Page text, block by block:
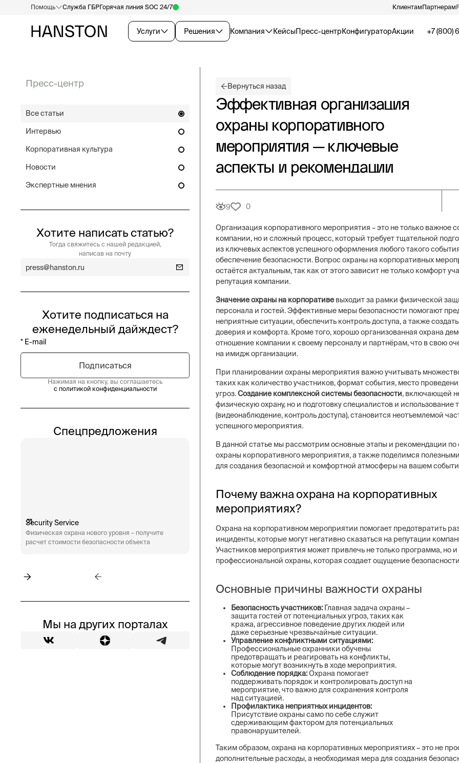
Услуги Решения Компания КейсыПресс-центрКонфигураторАкции
Помощь Служба ГБРГорячая линия SOC 24/7 КлиентамПартнерам
+7 (800)
Пресс-центр
Все статьи
Интервью
Корпоративная культура
Новости
Экспертные мнения
Хотите написать статью?
Тогда свяжитесь с нашей редакцией,
написав на почту
press@hanston.ru
Хотите подписаться на
еженедельный дайждест?
Нажимая на кнопку, вы соглашаетесь
с политикой конфиденциальности
Спецпредложения
Security Service
Физическая охрана нового уровня – получите
расчет стоимости безопасности объекта
Технические системы безопасности бизнеса –
аудит систем, видеонаблюдение, СКУД,
пожарная сигнализация
Физическая охрана объектов
типов постов, 3 категории
конфигуратор расчета
услуг
Мы на других порталах
Вернуться назад
Эффективная организация
охраны корпоративного
мероприятия — ключевые
аспекты и рекомендации
9 0
Организация корпоративного мероприятия – это не только важное
компании, но и сложный процесс, который требует тщательной
из ключевых аспектов успешного оформления любого такого
обеспечение безопасности. Вопрос охраны на корпоративных
остаётся актуальным, так как от этого зависит не только комфорт
репутация компании.
Значение охраны на корпоративевыходит за рамки физической
персонала и гостей. Эффективные меры безопасности помогают
неприятные ситуации, обеспечить контроль доступа, а также
доверия и комфорта. Кроме того, хорошо организованная охрана
отношение компании к своему персоналу и партнёрам, что в свою
на имидж организации.
При планировании охраны мероприятия важно учитывать
таких как количество участников, формат события, место
угроз.Создание комплексной системы безопасности, включающей
физическую охрану, но и подготовку специалистов и использование
(видеонаблюдение, контроль доступа), становится неотъемлемой
успешного мероприятия.
В данной статье мы рассмотрим основные этапы и рекомендации по
охраны корпоративного мероприятия, а также поделимся
для создания безопасной и комфортной атмосферы на вашем
Почему важна охрана на корпоративных
мероприятиях?
Охрана на корпоративном мероприятии помогает предотвратить
инциденты, которые могут негативно сказаться на репутации
Участников мероприятия может привлечь не только программа, но
профессиональной охраны, которая создает ощущение
Основные причины важности охраны
Безопасность участников: Главная задача охраны –
защита гостей от потенциальных угроз, таких как
кража, агрессивное поведение других людей или
даже серьезные чрезвычайные ситуации.
Управление конфликтными ситуациями:
Профессиональные охранники обучены
предотвращать и реагировать на конфликты,
которые могут возникнуть в ходе мероприятия.
Соблюдение порядка:Охрана помогает
поддерживать порядок и контролировать доступ на
мероприятие, что важно для сохранения контроля
над ситуацией.
Профилактика неприятных инцидентов:
Присутствие охраны само по себе служит
сдерживающим фактором для потенциальных
правонарушителей.
Таким образом, охрана на корпоративных мероприятиях – это не
дополнительные расходы, а необходимая мера для создания